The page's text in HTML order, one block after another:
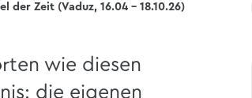
der Zeit (Vaduz, 16.04 - 18.10.26)
wie diesen
die eigenen